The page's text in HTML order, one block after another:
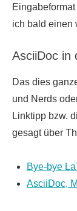
ich bald einen
AsciiDoc in
Das dies
und Nerds
Linktipp bzw.
gesagt über
Bye-bye
AsciiDoc,